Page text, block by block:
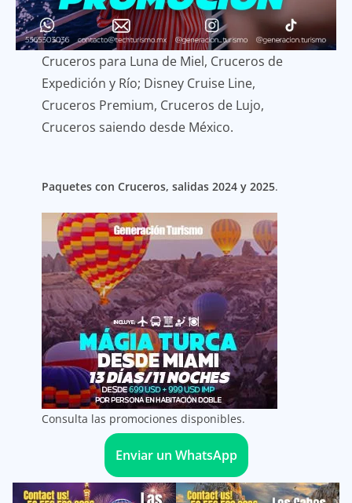
Cruceros para Luna de Miel, Cruceros de
Expedición y Río; Disney Cruise Line,
Cruceros Premium, Cruceros de Lujo,
Cruceros saiendo desde México.
Paquetes con Cruceros, salidas 2024 y 2025.
Consulta las promociones disponibles.
Enviar un WhatsApp